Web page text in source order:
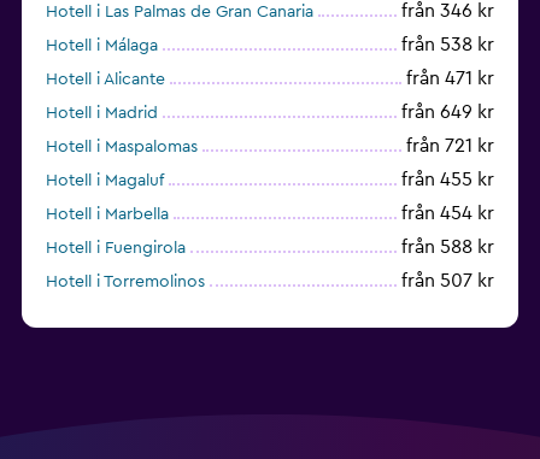
Hotell i Las Palmas de Gran Canaria från 346 kr
Hotell i Málaga från 538 kr
Hotell i Alicante från 471 kr
Hotell i Madrid från 649 kr
Hotell i Maspalomas från 721 kr
Hotell i Magaluf från 455 kr
Hotell i Marbella från 454 kr
Hotell i Fuengirola från 588 kr
Hotell i Torremolinos från 507 kr